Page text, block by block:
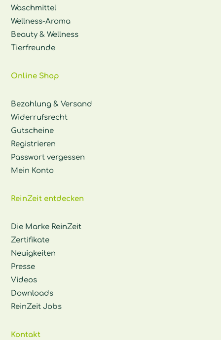
Waschmittel
Wellness-Aroma
Beauty & Wellness
Tierfreunde
Online Shop
Bezahlung & Versand
Widerrufsrecht
Gutscheine
Registrieren
Passwort vergessen
Mein Konto
ReinZeit entdecken
Die Marke ReinZeit
Zertifikate
Neuigkeiten
Presse
Videos
Downloads
ReinZeit Jobs
Kontakt